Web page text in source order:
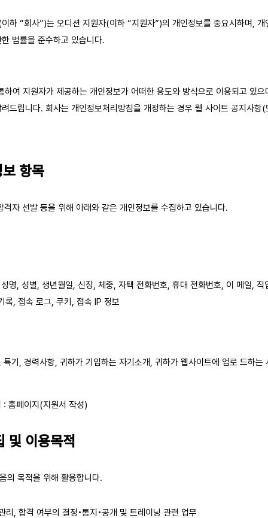
하 “회사”)는 오디션 지원자(이하 “지원자”)의 개인정보를 중요시하며,
법률을 준수하고 있습니다.
하여 지원자가 제공하는 개인정보가 어떠한 용도와 방식으로 이용되고 있
드립니다. 회사는 개인정보처리방침을 개정하는 경우 웹 사이트 공지사항
항목
자 선발 등을 위해 아래와 같은 개인정보를 수집하고 있습니다.
명, 성별, 생년월일, 신장, 체중, 자택 전화번호, 휴대 전화번호, 이 메일,
록, 접속 로그, 쿠키, 접속 IP 정보
기, 경력사항, 귀하가 기입하는 자기소개, 귀하가 웹사이트에 업로 드하는
: 홈페이지(지원서 작성)
및 이용목적
의 목적을 위해 활용합니다.
리, 합격 여부의 결정•통지•공개 및 트레이닝 관련 업무